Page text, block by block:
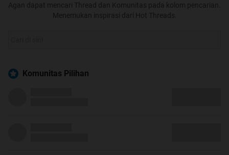
Agan dapat mencari Thread dan Komunitas pada kolom pencarian.
Menemukan inspirasi dari Hot Threads.
Komunitas Pilihan